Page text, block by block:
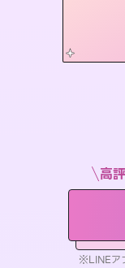
高
※LINEア